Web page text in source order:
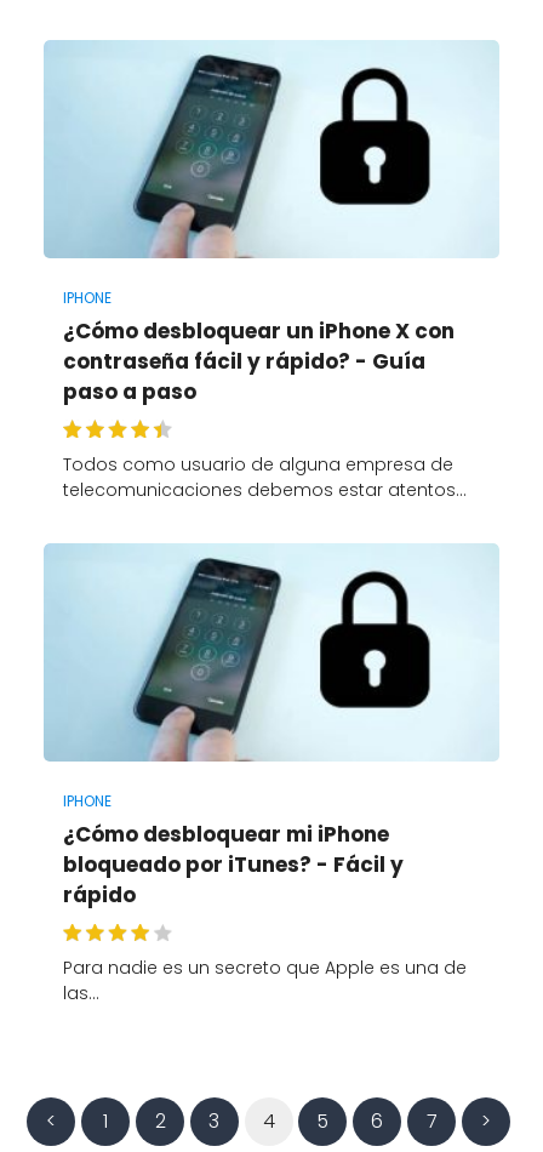
IPHONE
¿Cómo desbloquear un iPhone X con
contraseña fácil y rápido? - Guía
paso a paso
Todos como usuario de alguna empresa de
telecomunicaciones debemos estar atentos…
IPHONE
¿Cómo desbloquear mi iPhone
bloqueado por iTunes? - Fácil y
rápido
Para nadie es un secreto que Apple es una de
las…
< 1 2 3 4 5 6 7 >